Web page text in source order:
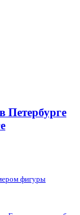
Петербурге
фигуры